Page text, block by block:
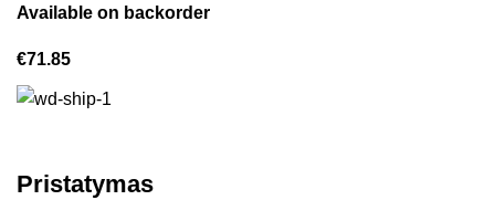
Available on backorder
€71.85
Pristatymas